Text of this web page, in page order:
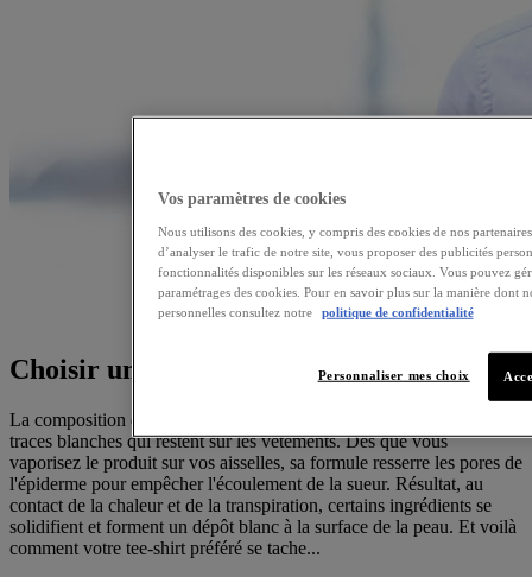
Choisir un déodorant anti-traces
La composition des déodorants anti-transpirants est à l'origine
traces blanches qui restent sur les vêtements. Dès que vous
vaporisez le produit sur vos aisselles, sa formule resserre les pores de
l'épiderme pour empêcher l'écoulement de la sueur. Résultat, au
contact de la chaleur et de la transpiration, certains ingrédients se
solidifient et forment un dépôt blanc à la surface de la peau. Et voilà
comment votre tee-shirt préféré se tache...
Vos paramètres de cookies
Nous utilisons des cookies, y compris des cookies de nos
d’analyser le trafic de notre site, vous proposer des publicités
fonctionnalités disponibles sur les réseaux sociaux. Vous pouvez
paramétrages des cookies. Pour en savoir plus sur la manière dont
personnelles consultez notre
politique de confidentialité
Personnaliser mes choix